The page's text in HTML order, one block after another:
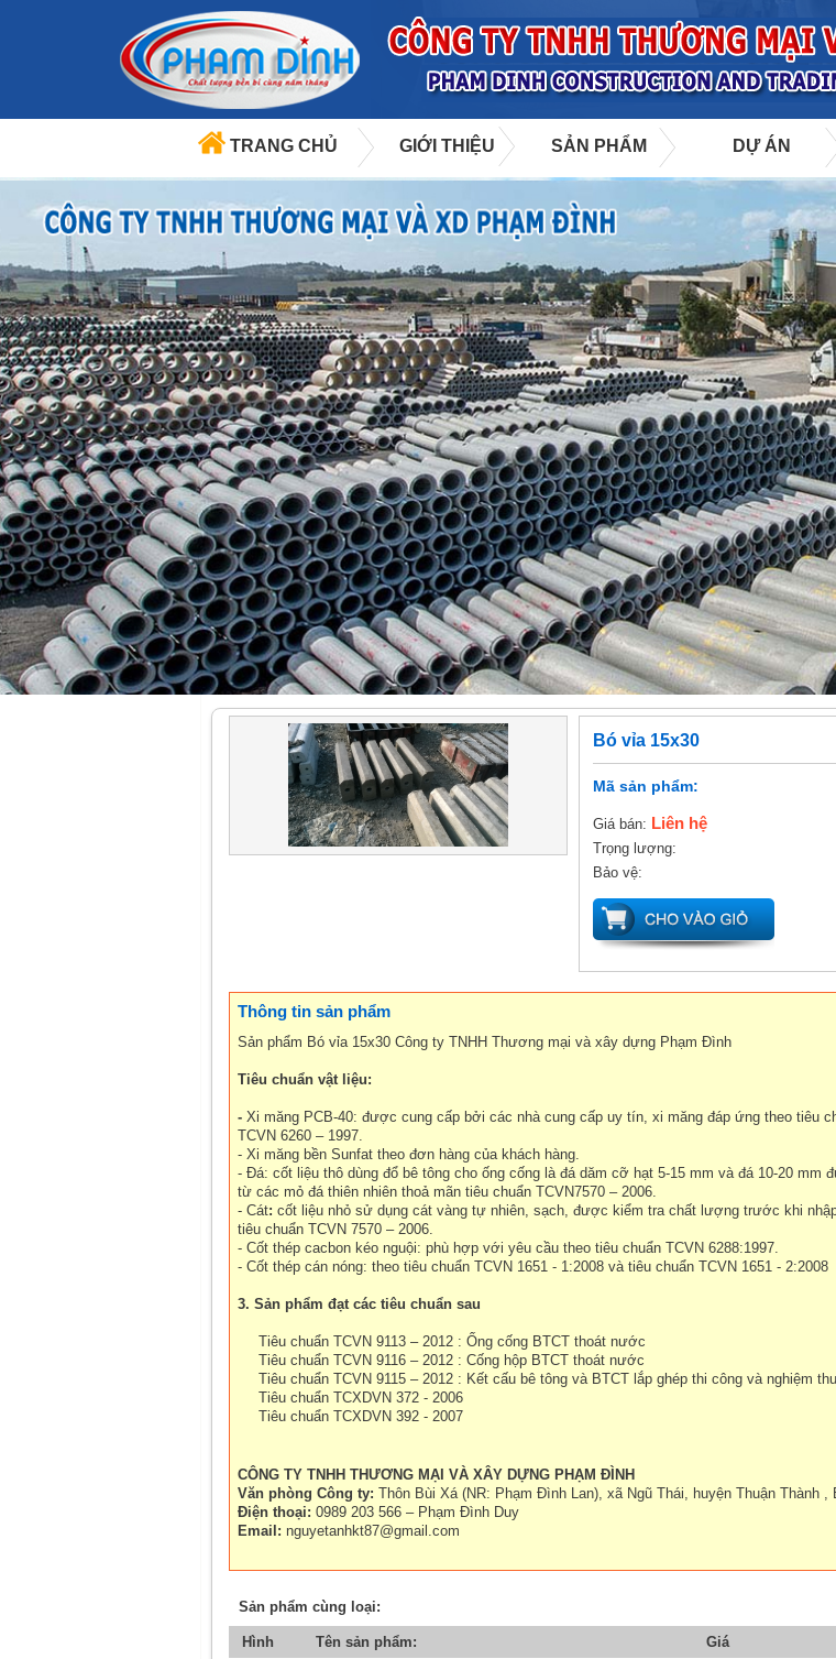
TRANG CHỦ GIỚI THIỆU SẢN PHẨM DỰ ÁN
Bó vỉa 15x30
Mã sản phẩm:
Giá bán: Liên hệ
Trọng lượng:
Bảo vệ:
Thông tin sản phẩm
Sản phẩm Bó vỉa 15x30 Công ty TNHH Thương mại và xây dựng Phạm Đình
Tiêu chuẩn vật liệu:
- Xi măng PCB-40: được cung cấp bởi các nhà cung cấp uy tín, xi măng đáp ứng theo tiêu
TCVN 6260 – 1997.
- Xi măng bền Sunfat theo đơn hàng của khách hàng.
- Đá: cốt liệu thô dùng đổ bê tông cho ống cống là đá dăm cỡ hạt 5-15 mm và đá 10-20 mm
từ các mỏ đá thiên nhiên thoả mãn tiêu chuẩn TCVN7570 – 2006.
- Cát: cốt liệu nhỏ sử dụng cát vàng tự nhiên, sạch, được kiểm tra chất lượng trước khi
tiêu chuẩn TCVN 7570 – 2006.
- Cốt thép cacbon kéo nguội: phù hợp với yêu cầu theo tiêu chuẩn TCVN 6288:1997.
- Cốt thép cán nóng: theo tiêu chuẩn TCVN 1651 - 1:2008 và tiêu chuẩn TCVN 1651 - 2:2008
3. Sản phẩm đạt các tiêu chuẩn sau
Tiêu chuẩn TCVN 9113 – 2012 : Ống cống BTCT thoát nước
Tiêu chuẩn TCVN 9116 – 2012 : Cống hộp BTCT thoát nước
Tiêu chuẩn TCVN 9115 – 2012 : Kết cấu bê tông và BTCT lắp ghép thi công và nghiệm
Tiêu chuẩn TCXDVN 372 - 2006
Tiêu chuẩn TCXDVN 392 - 2007
CÔNG TY TNHH THƯƠNG MẠI VÀ XÂY DỰNG PHẠM ĐÌNH
Văn phòng Công ty: Thôn Bùi Xá (NR: Phạm Đình Lan), xã Ngũ Thái, huyện Thuận Thành ,
Điện thoại: 0989 203 566 – Phạm Đình Duy
Email: nguyetanhkt87@gmail.com
Sản phẩm cùng loại:
Hình Tên sản phẩm: Giá